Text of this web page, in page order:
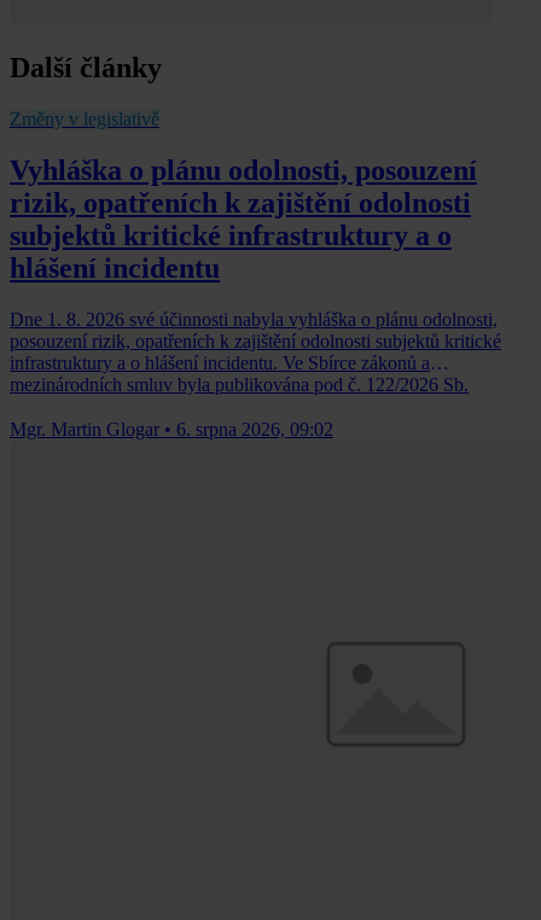
Další články
Změny v legislativě
Vyhláška o plánu odolnosti, posouzení
rizik, opatřeních k zajištění odolnosti
subjektů kritické infrastruktury a o
hlášení incidentu
Dne 1. 8. 2026 své účinnosti nabyla vyhláška o plánu odolnosti,
posouzení rizik, opatřeních k zajištění odolnosti subjektů kritické
infrastruktury a o hlášení incidentu. Ve Sbírce zákonů a
mezinárodních smluv byla publikována pod č. 122/2026 Sb.
Mgr. Martin Glogar • 6. srpna 2026, 09:02